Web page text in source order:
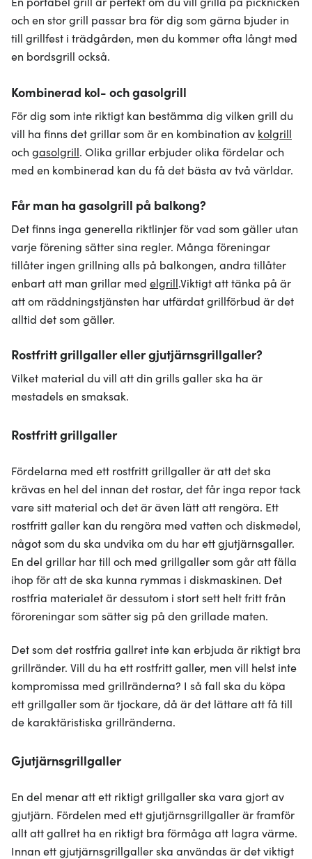
och en stor grill passar bra för dig som gärna bjuder in
till grillfest i trädgården, men du kommer ofta långt med
en bordsgrill också.
Kombinerad kol- och gasolgrill
För dig som inte riktigt kan bestämma dig vilken grill du
vill ha finns det grillar som är en kombination av kolgrill
och gasolgrill. Olika grillar erbjuder olika fördelar och
med en kombinerad kan du få det bästa av två världar.
Får man ha gasolgrill på balkong?
Det finns inga generella riktlinjer för vad som gäller utan
varje förening sätter sina regler. Många föreningar
tillåter ingen grillning alls på balkongen, andra tillåter
enbart att man grillar med elgrill.Viktigt att tänka på är
att om räddningstjänsten har utfärdat grillförbud är det
alltid det som gäller.
Rostfritt grillgaller eller gjutjärnsgrillgaller?
Vilket material du vill att din grills galler ska ha är
mestadels en smaksak.
Rostfritt grillgaller
Fördelarna med ett rostfritt grillgaller är att det ska
krävas en hel del innan det rostar, det får inga repor tack
vare sitt material och det är även lätt att rengöra. Ett
rostfritt galler kan du rengöra med vatten och diskmedel,
något som du ska undvika om du har ett gjutjärnsgaller.
En del grillar har till och med grillgaller som går att fälla
ihop för att de ska kunna rymmas i diskmaskinen. Det
rostfria materialet är dessutom i stort sett helt fritt från
föroreningar som sätter sig på den grillade maten.
Det som det rostfria gallret inte kan erbjuda är riktigt bra
grillränder. Vill du ha ett rostfritt galler, men vill helst inte
kompromissa med grillränderna? I så fall ska du köpa
ett grillgaller som är tjockare, då är det lättare att få till
de karaktäristiska grillränderna.
Gjutjärnsgrillgaller
En del menar att ett riktigt grillgaller ska vara gjort av
gjutjärn. Fördelen med ett gjutjärnsgrillgaller är framför
allt att gallret ha en riktigt bra förmåga att lagra värme.
Innan ett gjutjärnsgrillgaller ska användas är det viktigt